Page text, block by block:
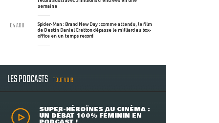
semaine
Spider-Man : Brand New Day : comme attendu, le film
de Destin Daniel Cretton dépasse le milliard au box-
office en un temps record
04 AOU
LES PODCASTS TOUT VOIR
SUPER-HÉROÏNES AU CINÉMA :
UN DÉBAT 100% FÉMININ EN